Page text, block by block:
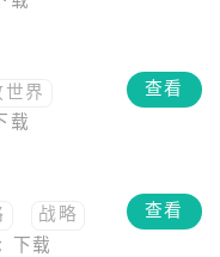
世界
载
查看
战略
下载
查看